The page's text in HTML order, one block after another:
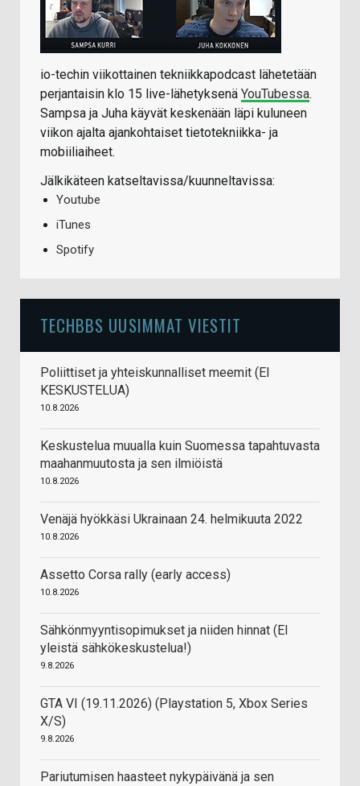
io-techin viikottainen tekniikkapodcast lähetetään
perjantaisin klo 15 live-lähetyksenä YouTubessa.
Sampsa ja Juha käyvät keskenään läpi kuluneen
viikon ajalta ajankohtaiset tietotekniikka- ja
mobiiliaiheet.
Jälkikäteen katseltavissa/kuunneltavissa:
Youtube
iTunes
Spotify
TECHBBS UUSIMMAT VIESTIT
Poliittiset ja yhteiskunnalliset meemit (EI
KESKUSTELUA)
10.8.2026
Keskustelua muualla kuin Suomessa tapahtuvasta
maahanmuutosta ja sen ilmiöistä
10.8.2026
Venäjä hyökkäsi Ukrainaan 24. helmikuuta 2022
10.8.2026
Assetto Corsa rally (early access)
10.8.2026
Sähkönmyyntisopimukset ja niiden hinnat (EI
yleistä sähkökeskustelua!)
9.8.2026
GTA VI (19.11.2026) (Playstation 5, Xbox Series
X/S)
9.8.2026
Pariutumisen haasteet nykypäivänä ja sen